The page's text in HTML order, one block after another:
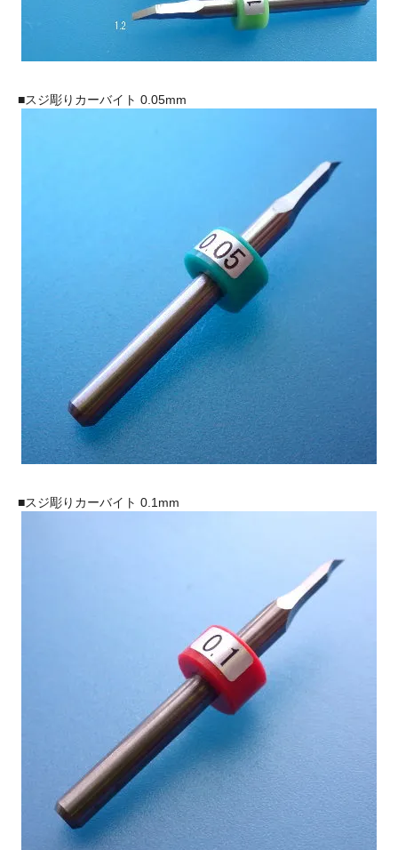
■スジ彫りカーバイト 0.05mm
■スジ彫りカーバイト 0.1mm